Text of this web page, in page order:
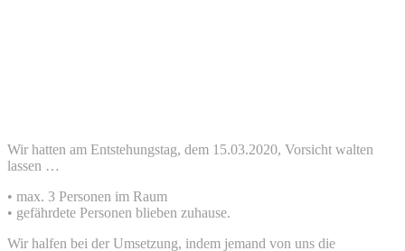
Wir hatten am Entstehungstag, dem 15.03.2020, Vorsicht walten
lassen …
• max. 3 Personen im Raum
• gefährdete Personen blieben zuhause.
Wir halfen bei der Umsetzung, indem jemand von uns die